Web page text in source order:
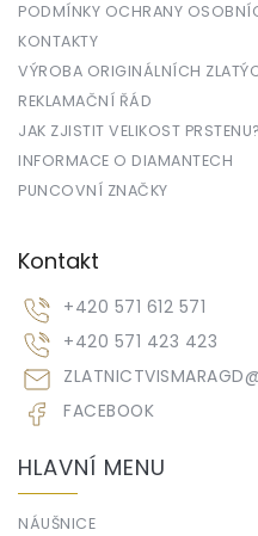
PODMÍNKY OCHRANY
KONTAKTY
VÝROBA ORIGINÁLNÍCH
REKLAMAČNÍ ŘÁD
JAK ZJISTIT VELIKOST PRSTENU?
INFORMACE O DIAMANTECH
PUNCOVNÍ ZNAČKY
Kontakt
ZLATNICTVISMARAGD
+420 571 612 571
+420 571 423 423
FACEBOOK
HLAVNÍ MENU
NÁUŠNICE